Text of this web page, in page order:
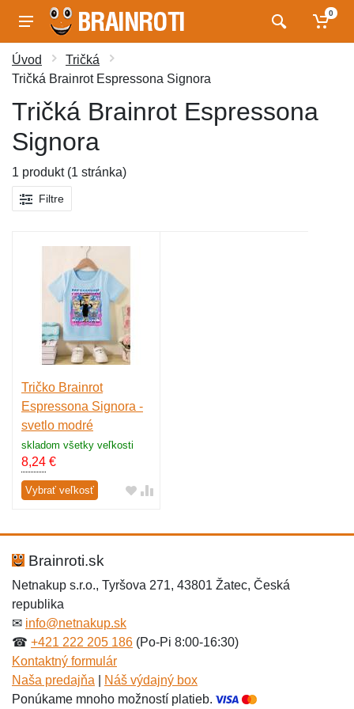
0
Úvod
Tričká
Tričká Brainrot Espressona Signora
Tričká Brainrot Espressona
Signora
1 produkt (1 stránka)
Filtre
Tričko Brainrot
Espressona Signora -
svetlo modré
skladom všetky veľkosti
8,24 €
Vybrať veľkosť
Brainroti.sk
Netnakup s.r.o., Tyršova 271, 43801 Žatec, Česká
republika
✉ info@netnakup.sk
☎ +421 222 205 186 (Po-Pi 8:00-16:30)
Kontaktný formulár
Naša predajňa
Náš výdajný box
Ponúkame mnoho možností platieb.